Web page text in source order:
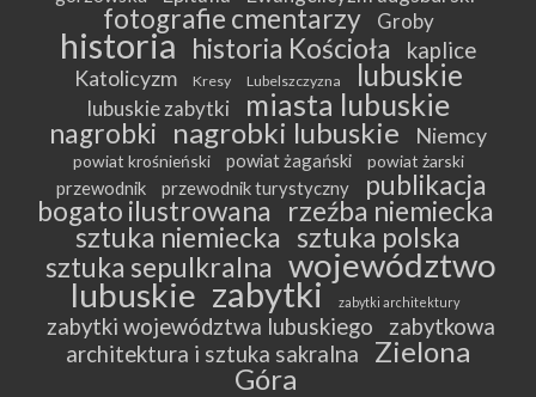
fotografie cmentarzy Groby
historia historia Kościoła kaplice
Katolicyzm Kresy Lubelszczyzna lubuskie
lubuskie zabytki miasta lubuskie
nagrobki nagrobki lubuskie Niemcy
powiat krośnieński powiat żagański powiat żarski
przewodnik przewodnik turystyczny
publikacja
bogato ilustrowana
rzeźba niemiecka
sztuka niemiecka sztuka polska
sztuka sepulkralna województwo
lubuskie zabytki zabytki architektury
zabytki województwa lubuskiego
zabytkowa
architektura i sztuka sakralna
Zielona
Góra